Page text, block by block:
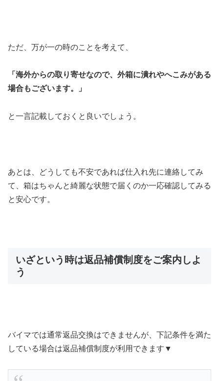
ただ、万が一の時のことを考えて、
「海外からの取り寄せなので、外箱に潰れやへこみがある
場合もございます。」
と一言記載しておくと良いでしょう。
あとは、どうしても不安であれば仕入れ先に連絡してみ
て、箱はちゃんと綺麗な状態で届くのか一応確認してみる
と安心です。
いざという時は返品補償制度をご案内しよ
う
バイマでは通常返品交換はできませんが、下記条件を満た
している場合は返品補償制度が利用できます▼